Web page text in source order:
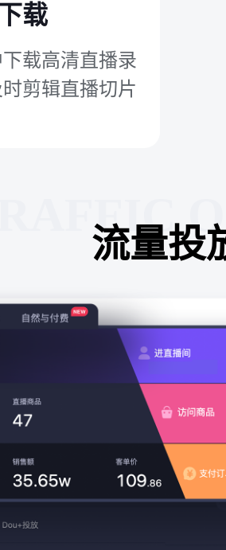
载
载高清直播录
剪辑直播切片
流量投